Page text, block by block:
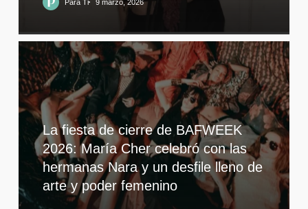
Para Ti 9 marzo, 2026
La fiesta de cierre de BAFWEEK
2026: María Cher celebró con las
hermanas Nara y un desfile lleno de
arte y poder femenino